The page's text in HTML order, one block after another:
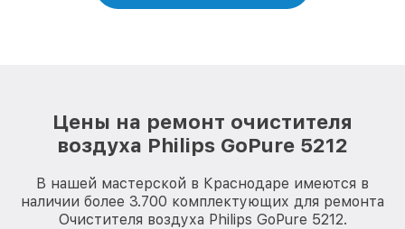
Цены на ремонт очистителя
воздуха Philips GoPure 5212
В нашей мастерской в Краснодаре имеются в
наличии более 3.700 комплектующих для ремонта
Очистителя воздуха Philips GoPure 5212.